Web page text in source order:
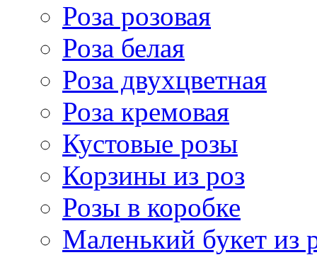
Роза розовая
Роза белая
Роза двухцветная
Роза кремовая
Кустовые розы
Корзины из роз
Розы в коробке
Маленький букет из